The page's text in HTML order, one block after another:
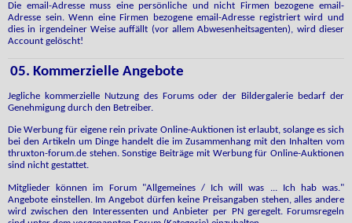
Die email-Adresse muss eine persönliche und nicht Firmen bezogene email-
Adresse sein. Wenn eine Firmen bezogene email-Adresse registriert wird und
dies in irgendeiner Weise auffällt (vor allem Abwesenheitsagenten), wird dieser
Account gelöscht!
05. Kommerzielle Angebote
Jegliche kommerzielle Nutzung des Forums oder der Bildergalerie bedarf der
Genehmigung durch den Betreiber.
Die Werbung für eigene rein private Online-Auktionen ist erlaubt, solange es sich
bei den Artikeln um Dinge handelt die im Zusammenhang mit den Inhalten vom
thruxton-forum.de stehen. Sonstige Beiträge mit Werbung für Online-Auktionen
sind nicht gestattet.
Mitglieder können im Forum "Allgemeines / Ich will was ... Ich hab was."
Angebote einstellen. Im Angebot dürfen keine Preisangaben stehen, alles andere
wird zwischen den Interessenten und Anbieter per PN geregelt. Forumsregeln